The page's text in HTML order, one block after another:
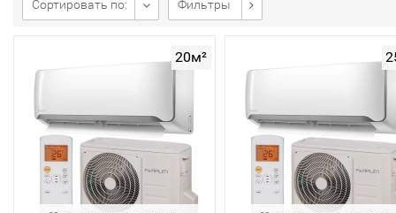
Сортировать по: Фильтры
20м²